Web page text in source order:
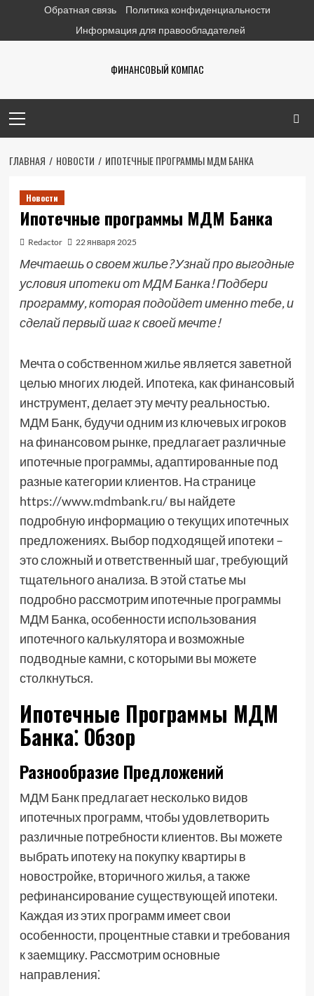
содержимому
Обратная связь
Политика конфиденциальности
Информация для правообладателей
ФИНАНСОВЫЙ КОМПАС
меню
ГЛАВНАЯ НОВОСТИ ИПОТЕЧНЫЕ ПРОГРАММЫ МДМ БАНКА
Новости
Ипотечные программы МДМ Банка
Redactor 22 января 2025
Мечтаешь о своем жилье? Узнай про выгодные
условия ипотеки от МДМ Банка! Подбери
программу, которая подойдет именно тебе, и
сделай первый шаг к своей мечте!
Мечта о собственном жилье является заветной
целью многих людей. Ипотека, как финансовый
инструмент, делает эту мечту реальностью.
МДМ Банк, будучи одним из ключевых игроков
на финансовом рынке, предлагает различные
ипотечные программы, адаптированные под
разные категории клиентов. На странице
https://www.mdmbank.ru/ вы найдете
подробную информацию о текущих ипотечных
предложениях. Выбор подходящей ипотеки –
это сложный и ответственный шаг, требующий
тщательного анализа. В этой статье мы
подробно рассмотрим ипотечные программы
МДМ Банка, особенности использования
ипотечного калькулятора и возможные
подводные камни, с которыми вы можете
столкнуться.
Ипотечные Программы МДМ
Банка⁚ Обзор
Разнообразие Предложений
МДМ Банк предлагает несколько видов
ипотечных программ, чтобы удовлетворить
различные потребности клиентов. Вы можете
выбрать ипотеку на покупку квартиры в
новостройке, вторичного жилья, а также
рефинансирование существующей ипотеки.
Каждая из этих программ имеет свои
особенности, процентные ставки и требования
к заемщику. Рассмотрим основные
направления⁚